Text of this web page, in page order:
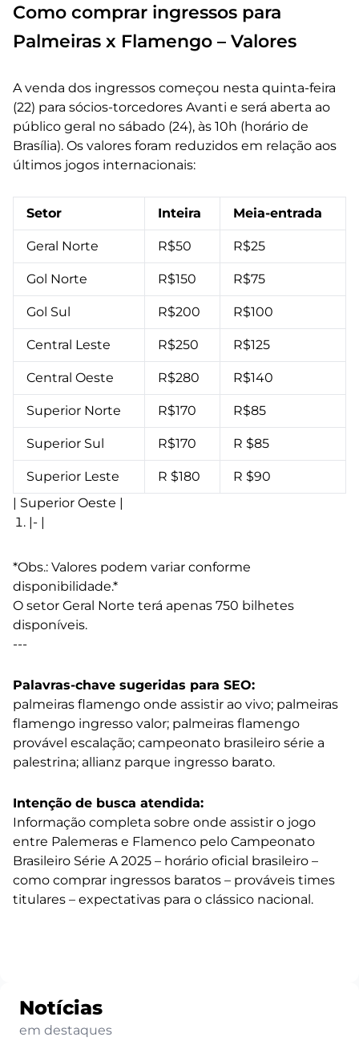
Como comprar ingressos para
Palmeiras x Flamengo – Valores
A venda dos ingressos começou nesta quinta-feira
(22) para sócios-torcedores Avanti e será aberta ao
público geral no sábado (24), às 10h (horário de
Brasília). Os valores foram reduzidos em relação aos
últimos jogos internacionais:
Setor Inteira Meia-entrada
Geral Norte R$50 R$25
Gol Norte R$150 R$75
Gol Sul R$200 R$100
Central Leste R$250 R$125
Central Oeste R$280 R$140
Superior Norte R$170 R$85
Superior Sul R$170 R $85
Superior Leste R $180
R $90
| Superior Oeste |
|- |
*Obs.: Valores podem variar conforme
disponibilidade.*
O setor Geral Norte terá apenas 750 bilhetes
disponíveis.
---
Palavras-chave sugeridas para SEO:
palmeiras flamengo onde assistir ao vivo; palmeiras
flamengo ingresso valor; palmeiras flamengo
provável escalação; campeonato brasileiro série a
palestrina; allianz parque ingresso barato.
Intenção de busca atendida:
Informação completa sobre onde assistir o jogo
entre Palemeras e Flamenco pelo Campeonato
Brasileiro Série A 2025 – horário oficial brasileiro –
como comprar ingressos baratos – prováveis times
titulares – expectativas para o clássico nacional.
Notícias
em destaques